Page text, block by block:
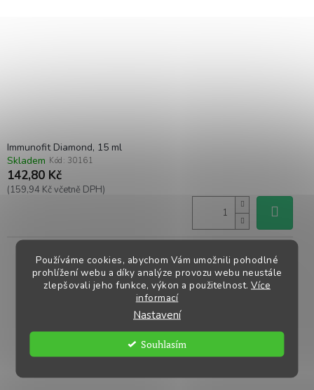
Používáme cookies, abychom Vám umožnili pohodlné
prohlížení webu a díky analýze provozu webu neustále
zlepšovali jeho funkce, výkon a použitelnost. Více
informací
Nastavení
Souhlasím
Immunofit Diamond, 15 ml
Skladem Kód: 30161
142,80 Kč
(159,94 Kč včetně DPH)